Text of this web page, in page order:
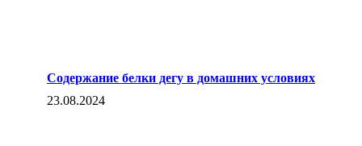
Содержание белки дегу в домашних условиях
23.08.2024